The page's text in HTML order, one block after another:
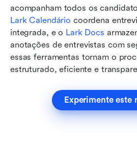
Lark Calendário coordena
integrada, e o Lark Docs
anotações de entrevistas com
essas ferramentas tornam o
estruturado, eficiente e
Experimente este